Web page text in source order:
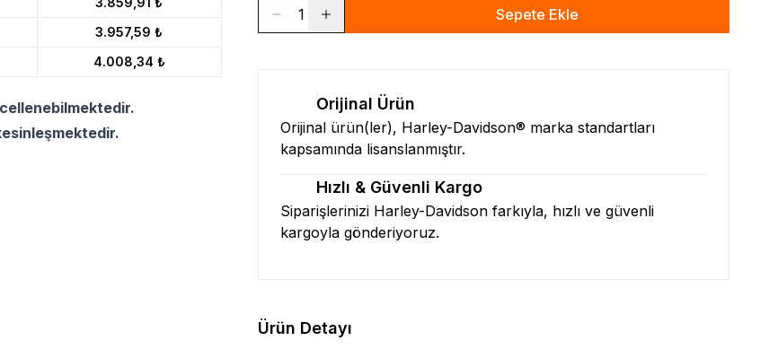
3.957,59 ₺
4.008,34 ₺
1 Sepete Ekle
Orijinal Ürün
Orijinal ürün(ler), Harley-Davidson® marka standartları
kapsamında lisanslanmıştır.
Hızlı & Güvenli Kargo
Siparişlerinizi Harley-Davidson farkıyla, hızlı ve güvenli
kargoyla gönderiyoruz.
Ürün Detayı